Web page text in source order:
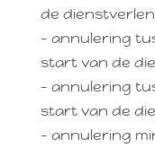
de
– annulering
start van de
– annulering
start van de
– annulering